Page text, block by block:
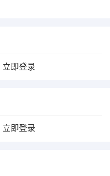
立即登录
立即登录